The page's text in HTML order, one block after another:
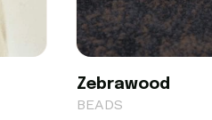
Zebrawood
BEADS